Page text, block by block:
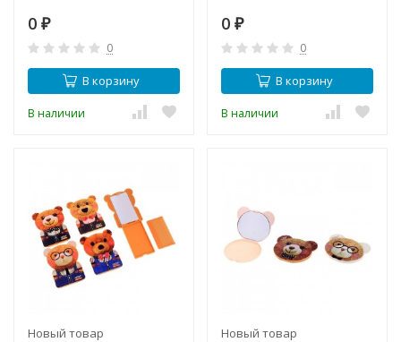
0 ₽
0
В корзину
В наличии
0 ₽
0
В корзину
В наличии
Новый товар Новый товар